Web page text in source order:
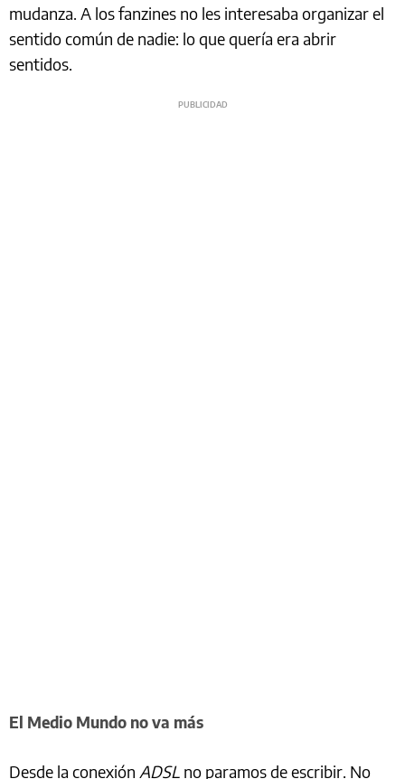
mudanza. A los fanzines no les interesaba organizar el
sentido común de nadie: lo que quería era abrir
sentidos.
El Medio Mundo no va más
Desde la conexión ADSL no paramos de escribir. No